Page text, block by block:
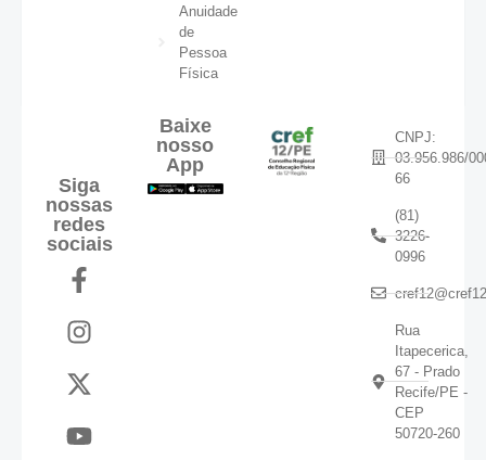
Anuidade
de
Pessoa
Física
Siga
nossas
redes
sociais
Baixe
nosso
App
CNPJ:
03.956.986/
66
(81)
3226-
0996
Rua
Itapecerica,
67 - Prado
Recife/PE -
CEP
50720-260